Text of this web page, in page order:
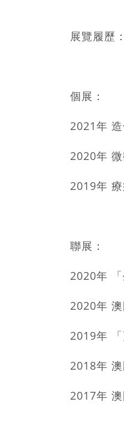
展覽履歷：
個展：
2021年
2020年
2019年
聯展：
2020年
2020年
2019年
2018年
2017年